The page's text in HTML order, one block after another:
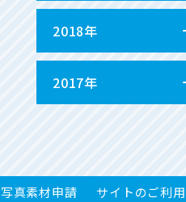
2018年
2017年
写真素材申請 サイトのご利